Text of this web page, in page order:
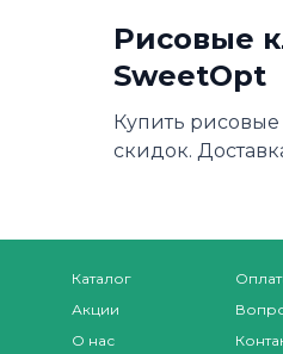
Рисовые
SweetOpt
Купить рисовые
скидок.
Каталог
Акции
О нас